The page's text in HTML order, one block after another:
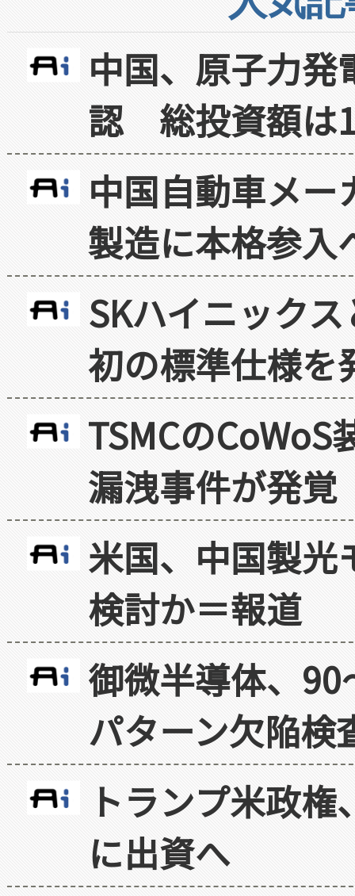
中国、原子力
認 総投資額は
中国自動車メ
製造に本格参入
SKハイニック
初の標準仕様を
TSMCの
漏洩事件が発覚
米国、中国製光
検討か＝報道
御微半導体、
パターン欠陥検
トランプ米政
に出資へ